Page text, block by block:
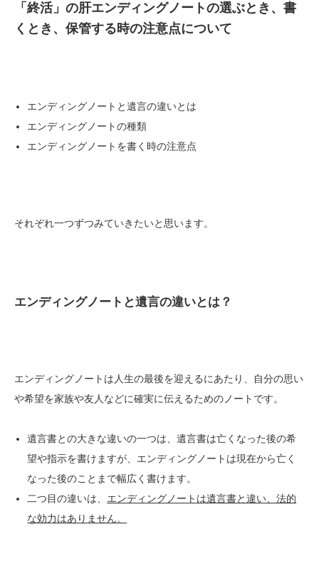
「終活」の肝エンディングノートの選ぶとき、書
くとき、保管する時の注意点について
エンディングノートと遺言の違いとは
エンディングノートの種類
エンディングノートを書く時の注意点
それぞれ一つずつみていきたいと思います。
エンディングノートと遺言の違いとは？
エンディングノートは人生の最後を迎えるにあたり、自分の思い
や希望を家族や友人などに確実に伝えるためのノートです。
遺言書との大きな違いの一つは、遺言書は亡くなった後の希
望や指示を書けますが、エンディングノートは現在から亡く
なった後のことまで幅広く書けます。
二つ目の違いは、 エンディングノートは遺言書と違い、法的
な効力はありません。